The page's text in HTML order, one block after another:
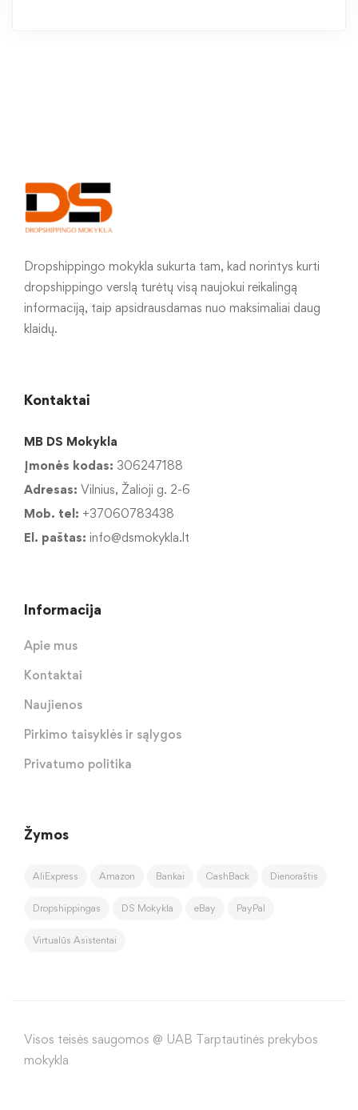
Dropshippingo mokykla sukurta tam, kad norintys kurti
dropshippingo verslą turėtų visą naujokui reikalingą
informaciją, taip apsidrausdamas nuo maksimaliai daug
klaidų.
Kontaktai
MB DS Mokykla
Įmonės kodas: 306247188
Adresas: Vilnius, Žalioji g. 2-6
Mob. tel: +37060783438
El. paštas: info@dsmokykla.lt
Informacija
Apie mus
Kontaktai
Naujienos
Pirkimo taisyklės ir sąlygos
Privatumo politika
Žymos
AliExpress Amazon Bankai CashBack Dienoraštis
Dropshippingas DS Mokykla eBay PayPal
Virtualūs Asistentai
Visos teisės saugomos @ UAB Tarptautinės prekybos
mokykla